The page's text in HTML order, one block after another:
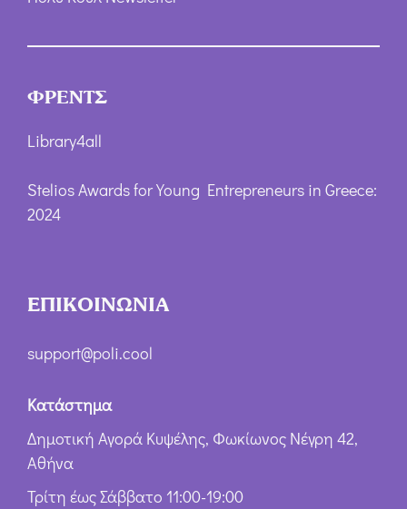
ΦΡΕΝΤΣ
Library4all
Stelios Awards for Young Entrepreneurs in Greece:
2024
ΕΠΙΚΟΙΝΩΝΙΑ
support@poli.cool
Κατάστημα
Δημοτική Αγορά Κυψέλης, Φωκίωνος Νέγρη 42,
Αθήνα
Τρίτη έως Σάββατο 11:00-19:00